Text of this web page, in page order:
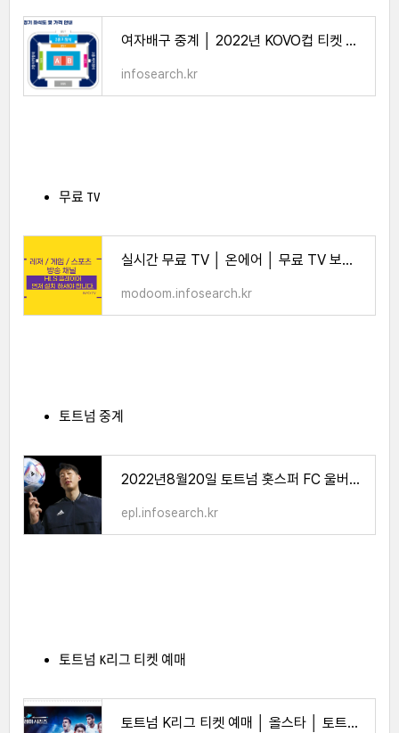
여자배구 중계 │ 2022년 KOVO컵 티켓 예매 │ 여자프로배구 일정 │ 무료 중계 │ 여자배구 시즌 -
infosearch.kr
무료 TV
실시간 무료 TV │ 온에어 │ 무료 TV 보기 │ 무료실시간티비 - 모둠 TV
modoom.infosearch.kr
토트넘 중계
2022년8월20일 토트넘 홋스퍼 FC 울버햄튼 원더러스 FC 중계
epl.infosearch.kr
토트넘 K리그 티켓 예매
토트넘 K리그 티켓 예매 │ 올스타 │ 토트넘 K리그 티켓팅 │ 경기 중계 - 인포서치